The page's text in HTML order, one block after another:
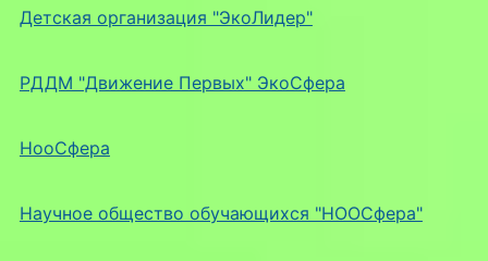
Детская организация "ЭкоЛидер"
РДДМ "Движение Первых" ЭкоСфера
НооСфера
Научное общество обучающихся "НООСфера"